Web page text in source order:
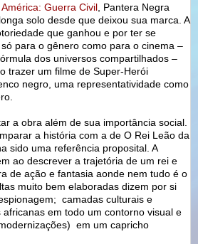
Guerra Civil , Pantera Negra
solo desde que deixou sua marca. A
que ganhou e por ter se
para o gênero como para o cinema –
dos universos compartilhados –
trazer um filme de Super-Herói
negro, uma representatividade como
a obra além de sua importância social.
a história com a de O Rei Leão da
sido uma referência proposital. A
ao descrever a trajetória de um rei e
de ação e fantasia aonde nem tudo é o
muito bem elaboradas dizem por si
camadas culturais e
em todo um contorno visual e
em um capricho